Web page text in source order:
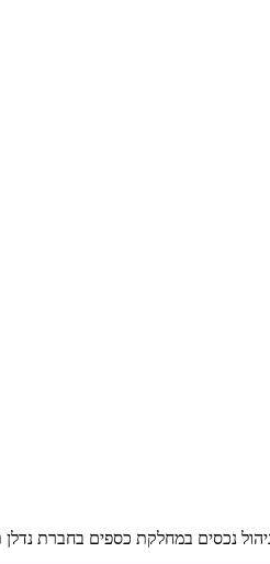
נכסים במחלקת כספים בחברת נדלן